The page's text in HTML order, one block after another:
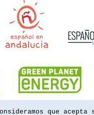
que acepta